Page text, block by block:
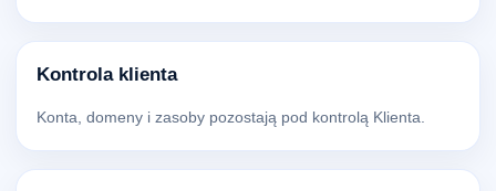
Kontrola klienta
Konta, domeny i zasoby pozostają pod kontrolą Klienta.